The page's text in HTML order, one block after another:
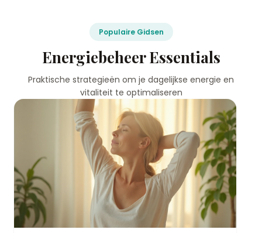
Populaire Gidsen
Energiebeheer Essentials
Praktische strategieën om je dagelijkse energie en
vitaliteit te optimaliseren